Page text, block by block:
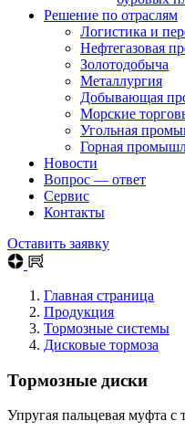
Решение по отраслям
Логистика и
Нефтегазовая
Золотодобыча
Металлургия
Добывающая
Морские
Угольная
Горная
Новости
Вопрос — ответ
Сервис
Контакты
Оставить заявку
Главная страница
Продукция
Тормозные системы
Дисковые тормоза
Тормозные диски
Упругая пальцевая муфта